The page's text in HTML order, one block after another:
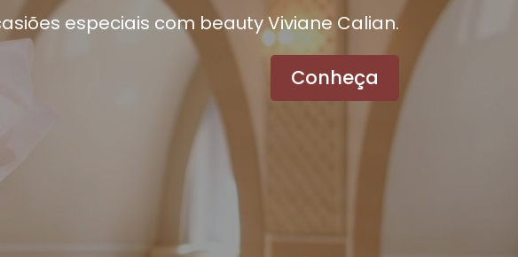
especiais com beauty Viviane Calian.
Conheça